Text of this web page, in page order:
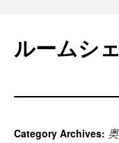
content
ルームシ
Category Archives: